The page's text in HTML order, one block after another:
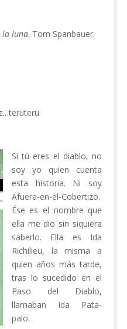
la luna. Tom Spanbauer.
Si tú eres el diablo, no
soy yo quien cuenta
esta historia. Ni soy
Afuera-en-el-Cobertizo.
Ése es el nombre que
ella me dio sin siquiera
saberlo. Ella es Ida
Richilieu, la misma a
quien años más tarde,
tras lo sucedido en el
Paso del Diablo,
llamaban Ida Pata-
palo.